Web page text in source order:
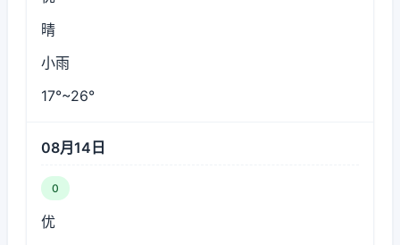
晴
小雨
17°~26°
08月14日
0
优